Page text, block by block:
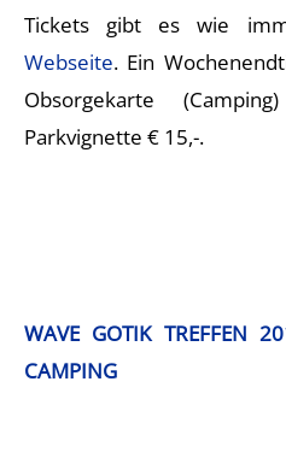
Tickets gibt es wie
Webseite. Ein
Obsorgekarte
Parkvignette € 15,-.
WAVE GOTIK TREFFEN
CAMPING